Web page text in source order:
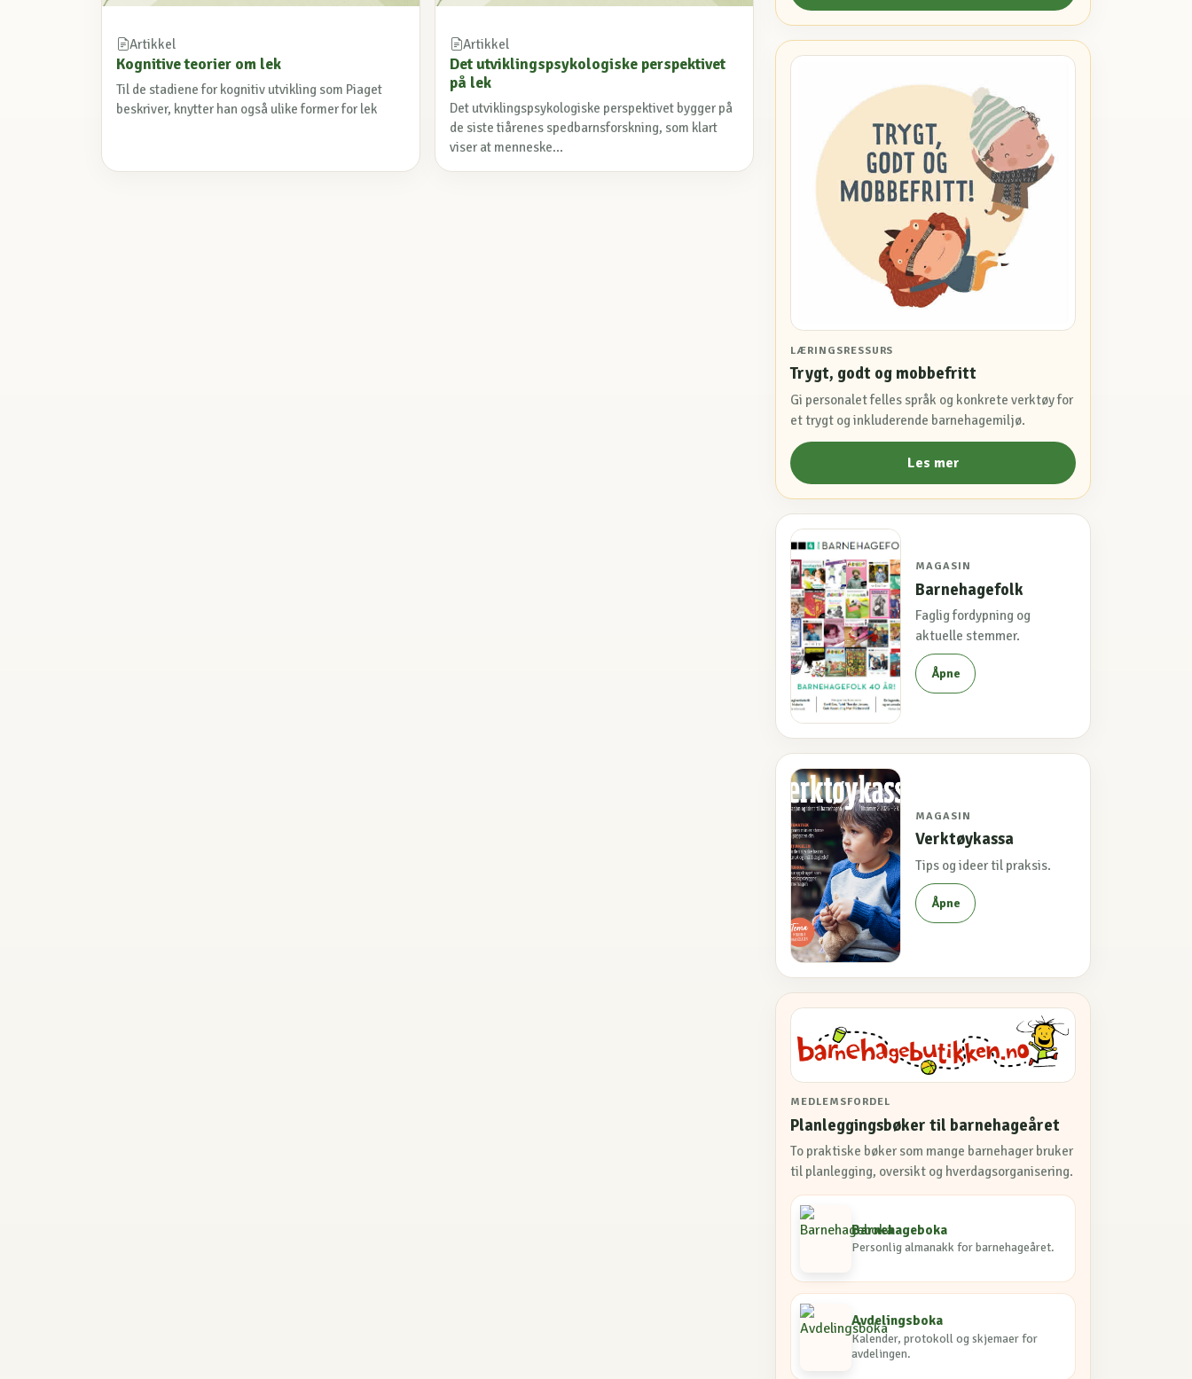
Artikkel
Kognitive teorier om lek
Til de stadiene for kognitiv utvikling som Piaget
beskriver, knytter han også ulike former for lek
Artikkel
Det utviklingspsykologiske perspektivet
på lek
Det utviklingspsykologiske perspektivet bygger på
de siste tiårenes spedbarnsforskning, som klart
viser at menneske...
LÆRINGSRESSURS
Trygt, godt og mobbefritt
Gi personalet felles språk og konkrete verktøy for
et trygt og inkluderende barnehagemiljø.
Les mer
MAGASIN
Barnehagefolk
Faglig fordypning og
aktuelle stemmer.
Åpne
MAGASIN
Verktøykassa
Tips og ideer til praksis.
Åpne
MEDLEMSFORDEL
Planleggingsbøker til barnehageåret
To praktiske bøker som mange barnehager bruker
til planlegging, oversikt og hverdagsorganisering.
Barnehageboka
Personlig almanakk for barnehageåret.
Avdelingsboka
Kalender, protokoll og skjemaer for
avdelingen.